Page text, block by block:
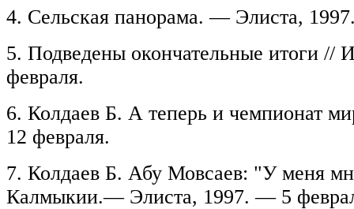
4. Сельская панорама. — Элиста,
5. Подведены окончательные итоги
февраля.
6. Колдаев Б. А теперь и чемпионат
12 февраля.
7. Колдаев Б. Абу Мовсаев: "У меня
Калмыкии.— Элиста, 1997. — 5